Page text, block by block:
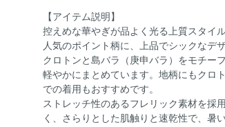
【アイテム説明】
控えめな華やぎが品よく光る上質スタイ
人気のポイント柄に、上品でシックなデ
クロトンと島バラ（庚申バラ）をモチー
軽やかにまとめています。地柄にもクロ
での着用もおすすめです。
ストレッチ性のあるフレリック素材を採
く、さらりとした肌触りと速乾性で、暑